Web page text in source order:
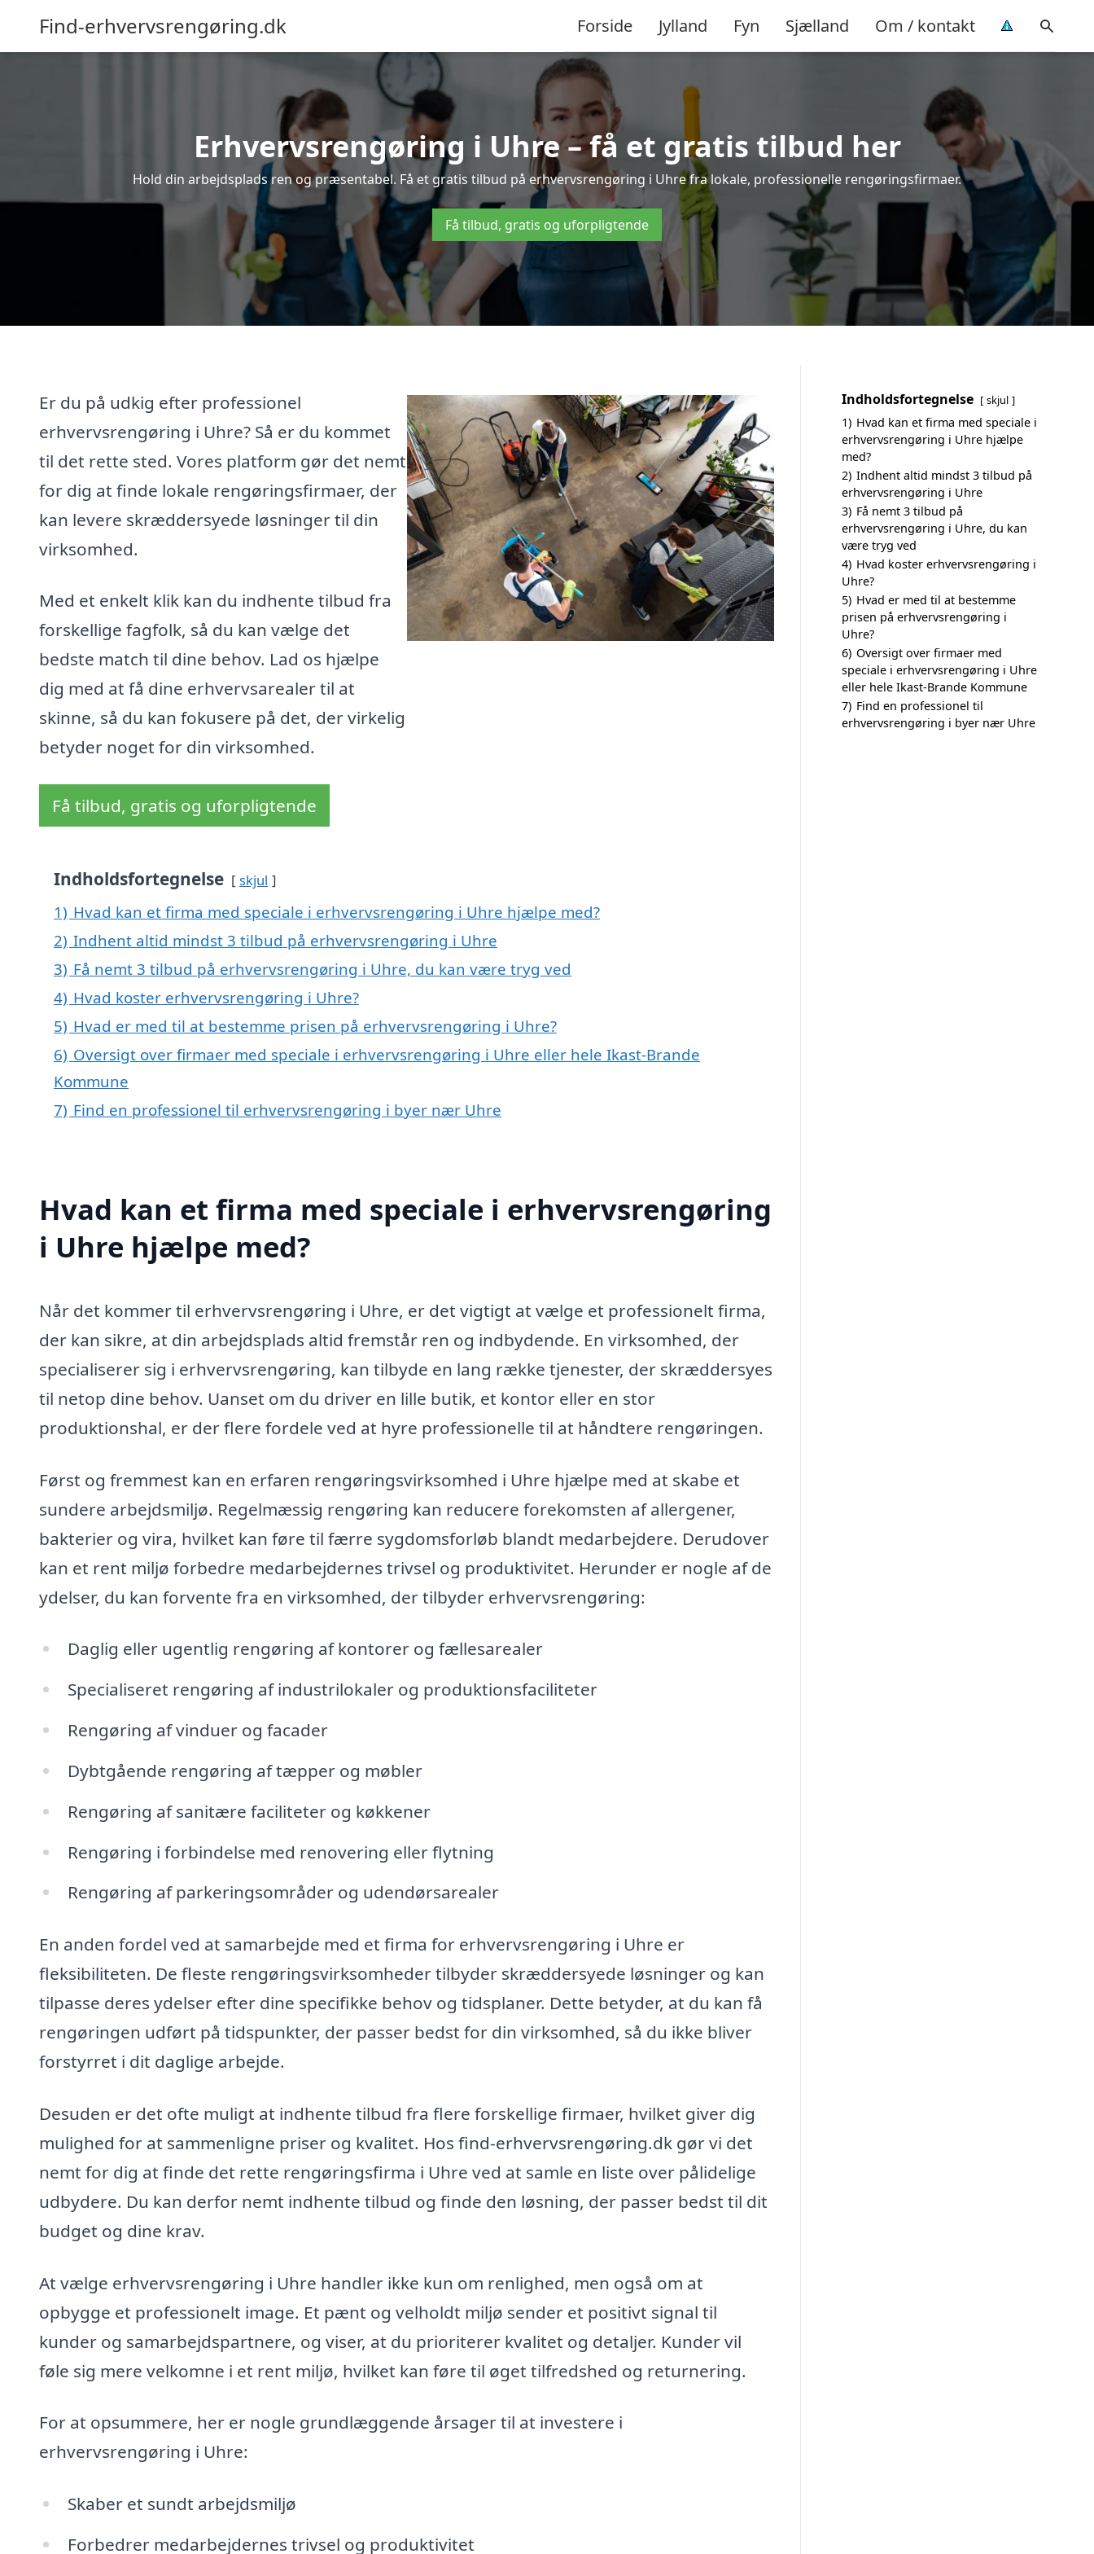
Find-erhvervsrengøring.dk Forside Jylland Fyn Sjælland Om / kontakt
Erhvervsrengøring i Uhre – få et gratis tilbud her
Hold din arbejdsplads ren og præsentabel. Få et gratis tilbud på erhvervsrengøring i Uhre fra lokale, professionelle rengøringsfirmaer.
Få tilbud, gratis og uforpligtende
Er du på udkig efter professionel
erhvervsrengøring i Uhre? Så er du kommet
til det rette sted. Vores platform gør det nemt
for dig at finde lokale rengøringsfirmaer, der
kan levere skræddersyede løsninger til din
virksomhed.
Med et enkelt klik kan du indhente tilbud fra
forskellige fagfolk, så du kan vælge det
bedste match til dine behov. Lad os hjælpe
dig med at få dine erhvervsarealer til at
skinne, så du kan fokusere på det, der virkelig
betyder noget for din virksomhed.
Få tilbud, gratis og uforpligtende
Indholdsfortegnelse skjul
1) Hvad kan et firma med speciale i erhvervsrengøring i Uhre hjælpe med?
2) Indhent altid mindst 3 tilbud på erhvervsrengøring i Uhre
3) Få nemt 3 tilbud på erhvervsrengøring i Uhre, du kan være tryg ved
4) Hvad koster erhvervsrengøring i Uhre?
5) Hvad er med til at bestemme prisen på erhvervsrengøring i Uhre?
6) Oversigt over firmaer med speciale i erhvervsrengøring i Uhre eller hele Ikast-Brande
Kommune
7) Find en professionel til erhvervsrengøring i byer nær Uhre
Hvad kan et firma med speciale i erhvervsrengøring
i Uhre hjælpe med?
Når det kommer til erhvervsrengøring i Uhre, er det vigtigt at vælge et professionelt firma,
der kan sikre, at din arbejdsplads altid fremstår ren og indbydende. En virksomhed, der
specialiserer sig i erhvervsrengøring, kan tilbyde en lang række tjenester, der skræddersyes
til netop dine behov. Uanset om du driver en lille butik, et kontor eller en stor
produktionshal, er der flere fordele ved at hyre professionelle til at håndtere rengøringen.
Først og fremmest kan en erfaren rengøringsvirksomhed i Uhre hjælpe med at skabe et
sundere arbejdsmiljø. Regelmæssig rengøring kan reducere forekomsten af allergener,
bakterier og vira, hvilket kan føre til færre sygdomsforløb blandt medarbejdere. Derudover
kan et rent miljø forbedre medarbejdernes trivsel og produktivitet. Herunder er nogle af de
ydelser, du kan forvente fra en virksomhed, der tilbyder erhvervsrengøring:
Daglig eller ugentlig rengøring af kontorer og fællesarealer
Specialiseret rengøring af industrilokaler og produktionsfaciliteter
Rengøring af vinduer og facader
Dybtgående rengøring af tæpper og møbler
Rengøring af sanitære faciliteter og køkkener
Rengøring i forbindelse med renovering eller flytning
Rengøring af parkeringsområder og udendørsarealer
En anden fordel ved at samarbejde med et firma for erhvervsrengøring i Uhre er
fleksibiliteten. De fleste rengøringsvirksomheder tilbyder skræddersyede løsninger og kan
tilpasse deres ydelser efter dine specifikke behov og tidsplaner. Dette betyder, at du kan få
rengøringen udført på tidspunkter, der passer bedst for din virksomhed, så du ikke bliver
forstyrret i dit daglige arbejde.
Desuden er det ofte muligt at indhente tilbud fra flere forskellige firmaer, hvilket giver dig
mulighed for at sammenligne priser og kvalitet. Hos find-erhvervsrengøring.dk gør vi det
nemt for dig at finde det rette rengøringsfirma i Uhre ved at samle en liste over pålidelige
udbydere. Du kan derfor nemt indhente tilbud og finde den løsning, der passer bedst til dit
budget og dine krav.
At vælge erhvervsrengøring i Uhre handler ikke kun om renlighed, men også om at
opbygge et professionelt image. Et pænt og velholdt miljø sender et positivt signal til
kunder og samarbejdspartnere, og viser, at du prioriterer kvalitet og detaljer. Kunder vil
føle sig mere velkomne i et rent miljø, hvilket kan føre til øget tilfredshed og returnering.
For at opsummere, her er nogle grundlæggende årsager til at investere i
erhvervsrengøring i Uhre:
Skaber et sundt arbejdsmiljø
Forbedrer medarbejdernes trivsel og produktivitet
Indholdsfortegnelse skjul
1) Hvad kan et firma med speciale i
erhvervsrengøring i Uhre hjælpe
med?
2) Indhent altid mindst 3 tilbud på
erhvervsrengøring i Uhre
3) Få nemt 3 tilbud på
erhvervsrengøring i Uhre, du kan
være tryg ved
4) Hvad koster erhvervsrengøring i
Uhre?
5) Hvad er med til at bestemme
prisen på erhvervsrengøring i
Uhre?
6) Oversigt over firmaer med
speciale i erhvervsrengøring i Uhre
eller hele Ikast-Brande Kommune
7) Find en professionel til
erhvervsrengøring i byer nær Uhre